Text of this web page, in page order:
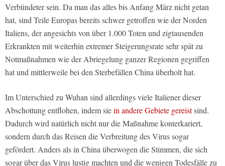
Verbündeter sein. Da man das alles bis Anfang März nicht getan
hat, sind Teile Europas bereits schwer getroffen wie der Norden
Italiens, der angesichts von über 1.000 Toten und zigtausenden
Erkrankten mit weiterhin extremer Steigerungsrate sehr spät zu
Notmaßnahmen wie der Abriegelung ganzer Regionen gegriffen
hat und mittlerweile bei den Sterbefällen China überholt hat.
Im Unterschied zu Wuhan sind allerdings viele Italiener dieser
Abschottung entflohen, indem siein andere Gebiete gereistsind.
Dadurch wird natürlich nicht nur die Maßnahme konterkariert,
sondern durch das Reisen die Verbreitung des Virus sogar
gefördert. Anders als in China überwogen die Stimmen, die sich
sogar über das Virus lustig machten und die wenigen Todesfälle zu